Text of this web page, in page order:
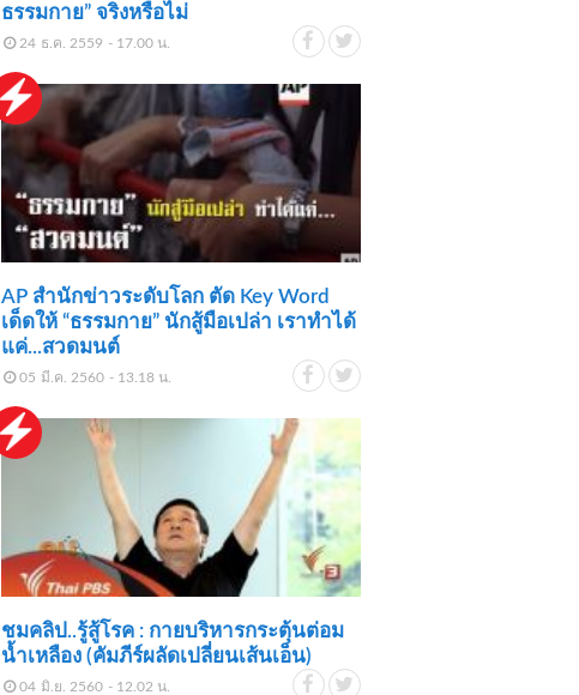
ธรรมกาย” จริงหรือไม่
24 ธ.ค. 2559 - 17.00 น.
AP สำนักข่าวระดับโลก ตัด Key Word
เด็ดให้ “ธรรมกาย” นักสู้มือเปล่า เราทำได้
แค่...สวดมนต์
05 มี.ค. 2560 - 13.18 น.
ชมคลิป..รู้สู้โรค : กายบริหารกระตุ้นต่อม
น้ำเหลือง (คัมภีร์ผลัดเปลี่ยนเส้นเอ็น)
04 มิ.ย. 2560 - 12.02 น.